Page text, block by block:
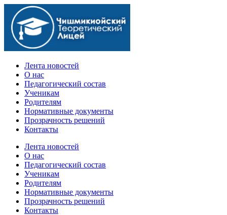
Официальный сайт учебного заведения
Лента новостей
О нас
Педагогический состав
Ученикам
Родителям
Нормативные документы
Прозрачность решений
Контакты
Лента новостей
О нас
Педагогический состав
Ученикам
Родителям
Нормативные документы
Прозрачность решений
Контакты